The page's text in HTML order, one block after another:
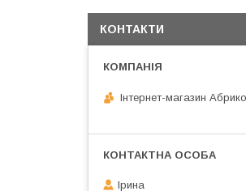
КОНТАКТИ
Інтернет-магазин
Ірина